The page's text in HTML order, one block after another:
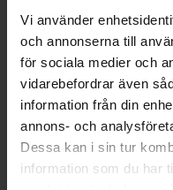
Vi använder
och annonserna till
för sociala medier och
vidarebefordrar även
information från din
annons- och
Dessa kan i sin tur
information som du har